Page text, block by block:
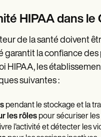
HIPAA dans le
de la santé doivent
garantit la confiance
HIPAA, les
suivantes :
pendant le stockage et la
les rôlespour sécuriser les
l'activité et détecter les